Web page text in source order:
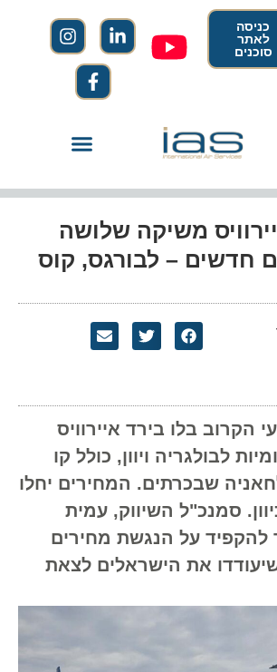
משיקה שלושה
חדשים – לבורגס, קוס
בלו בירד איירוויס
לבולגריה ויוון, כולל קו
שבכרתים. המחירים יחלו
סמנכ"ל השיווק, עמית
על הנגשת מחירים
את הישראלים לצאת